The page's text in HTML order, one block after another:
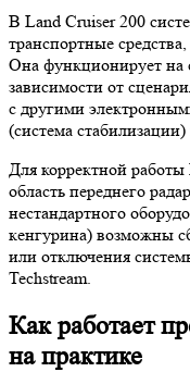
В Land Cruiser 200
транспортные
Она функционирует на
зависимости от
с другими
(система стабилизации)
Для корректной работы
область переднего
нестандартного
кенгурина) возможны
или отключения
Techstream.
Как работает
на практике